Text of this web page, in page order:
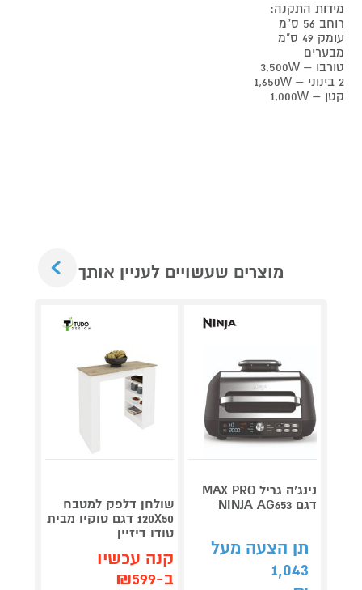
מידות התקנה:
רוחב 56 ס"מ
עומק 49 ס"מ
מבערים
טורבו – 3,500W
2 בינוני – 1,650W
קטן – 1,000W
מוצרים שעשויים לעניין אותך
נינג’ה גריל MAX PRO
דגם NINJA AG653
תן הצעה מעל
1,043
שולחן דלפק למטבח
120X50 דגם טוקיו מבית
טודו דיזיין
קנה עכשיו
ב-₪599